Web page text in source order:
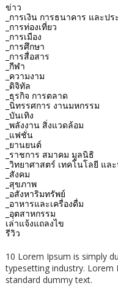
ข่าว
_การเงิน การธนาคาร และป
_การท่องเที่ยว
_การเมือง
_การศึกษา
_การสื่อสาร
_กีฬา
_ความงาม
_ดิจิทัล
_ธุรกิจ การตลาด
_นิทรรศการ งานมหกรรม
_บันเทิง
_พลังงาน สิ่งแวดล้อม
_แฟชั่น
_ยานยนต์
_ราชการ สมาคม มูลนิธิ
_วิทยาศาสตร์ เทคโนโลยี แล
_สังคม
_สุขภาพ
_อสังหาริมทรัพย์
_อาหารและเครื่องดื่ม
_อุตสาหกรรม
เล่าแจ้งแถลงไข
รีวิว
10 Lorem Ipsum is simply
typesetting industry. Lorem
standard dummy text.